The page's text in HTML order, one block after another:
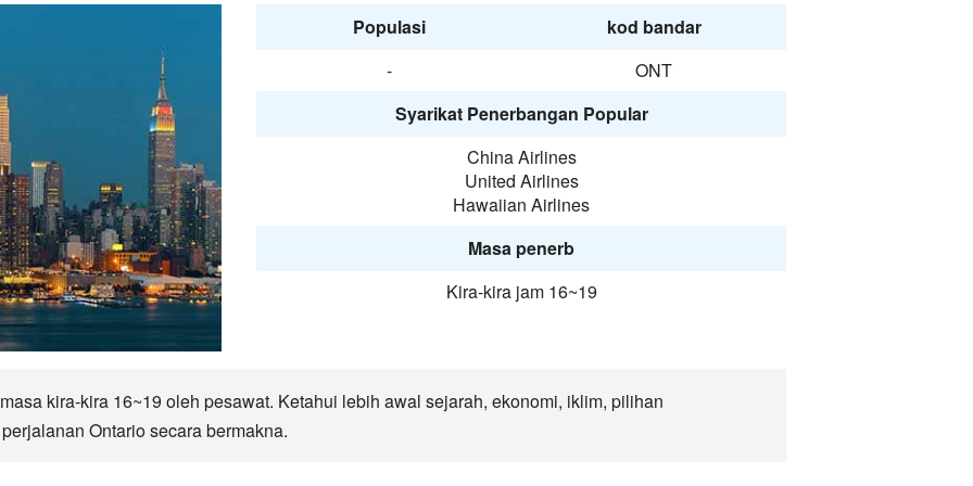
Populasi
kod bandar
-
ONT
Syarikat Penerbangan Popular
China Airlines
United Airlines
Hawaiian Airlines
Masa penerb
Kira-kira jam 16~19
kira-kira 16~19 oleh pesawat. Ketahui lebih awal sejarah, ekonomi, iklim, pilihan
Ontario secara bermakna.